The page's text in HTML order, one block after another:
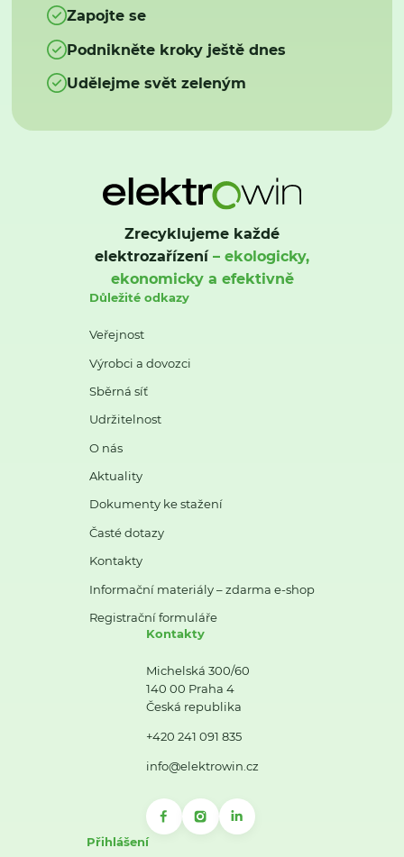
Zapojte se
Podnikněte kroky ještě dnes
Udělejme svět zeleným
Zrecyklujeme každé
elektrozařízení– ekologicky,
ekonomicky a efektivně
Důležité odkazy
Veřejnost
Výrobci a dovozci
Sběrná síť
Udržitelnost
O nás
Aktuality
Dokumenty ke stažení
Časté dotazy
Kontakty
Informační materiály – zdarma e-shop
Registrační formuláře
Kontakty
Michelská 300/60
140 00 Praha 4
Česká republika
+420 241 091 835
info@elektrowin.cz
Přihlášení